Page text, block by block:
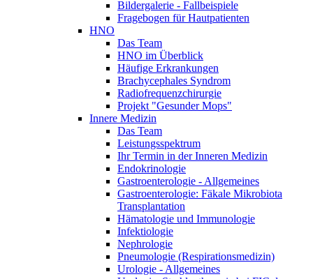
Bildergalerie - Fallbeispiele
Fragebogen für Hautpatienten
HNO
Das Team
HNO im Überblick
Häufige Erkrankungen
Brachycephales Syndrom
Radiofrequenzchirurgie
Projekt "Gesunder Mops"
Innere Medizin
Das Team
Leistungsspektrum
Ihr Termin in der Inneren Medizin
Endokrinologie
Gastroenterologie - Allgemeines
Gastroenterologie: Fäkale Mikrobiota
Transplantation
Hämatologie und Immunologie
Infektiologie
Nephrologie
Pneumologie (Respirationsmedizin)
Urologie - Allgemeines